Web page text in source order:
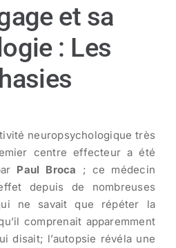
et sa
: Les
neuropsychologique très
centre effecteur a été
Paul Broca ; ce médecin
depuis de nombreuses
ne savait que répéter la
comprenait apparemment
disait; l’autopsie révéla une